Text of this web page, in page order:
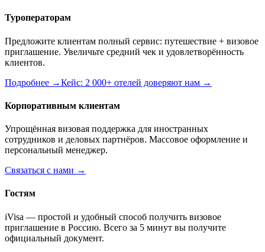
Туроператорам
Предложите клиентам полный сервис: путешествие + визовое
приглашение. Увеличьте средний чек и удовлетворённость
клиентов.
Подробнее →Кейс: 2 000+ отелей доверяют нам →
Корпоративным клиентам
Упрощённая визовая поддержка для иностранных
сотрудников и деловых партнёров. Массовое оформление и
персональный менеджер.
Связаться с нами →
Гостям
iVisa — простой и удобный способ получить визовое
приглашение в Россию. Всего за 5 минут вы получите
официальный документ.